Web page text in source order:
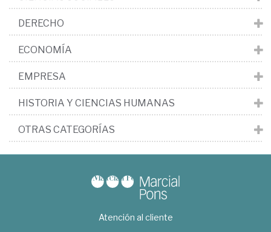
DERECHO
ECONOMÍA
EMPRESA
HISTORIA Y CIENCIAS HUMANAS
OTRAS CATEGORÍAS
Atención al cliente